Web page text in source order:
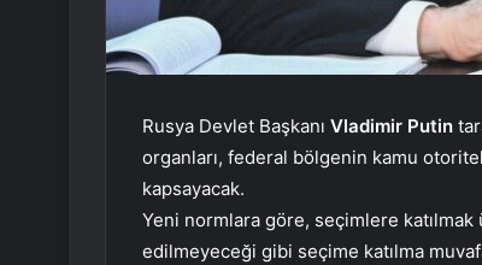
Rusya Devlet Başkanı Vladimir Putin
organları, federal bölgenin kamu
kapsayacak.
Yeni normlara göre, seçimlere
edilmeyeceği gibi seçime katılma